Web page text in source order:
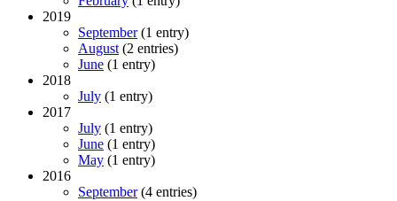
2019
September(1 entry)
August(2 entries)
June (1 entry)
2018
July (1 entry)
2017
July (1 entry)
June (1 entry)
May (1 entry)
2016
September(4 entries)